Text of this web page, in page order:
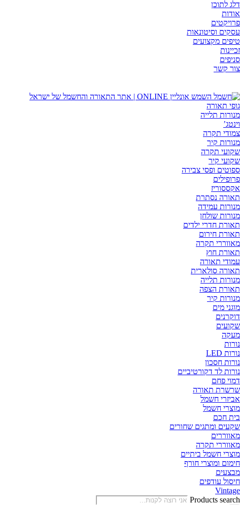
דלג לתוכן
אודות
פרויקטים
עסקים וסיטונאות
טיפים מקצועים
זכיינות
סניפים
צור קשר
גופי תאורה
מנורות תלייה
וינטג’
צמודי תקרה
מנורות קיר
שקועי תקרה
שקועי קיר
ספוטים ופסי צבירה
פרופילים
אקססוריז
תאורה נסתרת
מנורות עמידה
מנורות שולחן
תאורת חדרי ילדים
תאורת חירום
מאווררי תקרה
תאורת חוץ
עמודי תאורה
תאורה סולארית
מנורות תלייה
תאורת הצפה
מנורות קיר
מוגני מים
דוקרנים
שקועים
מעקה
נורות
נורות LED
נורות חסכון
נורות לד דקורטיביים
דמוי פחם
שרשרת תאורה
אביזרי חשמל
מוצרי חשמל
בית חכם
שקעים ומתגים שחורים
מאווררים
מאווררי תקרה
מוצרי חשמל ביתיים
חימום ומוצרי חורף
מבצעים
חיסול עודפים
Vintage
Products search